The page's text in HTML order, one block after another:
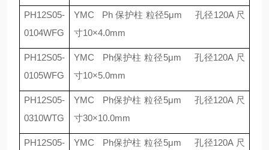
PH12S05-
0104WFG
YMC Ph保护柱 粒径5μm 孔径120A 尺
寸10×4.0mm
PH12S05-
0105WFG
YMC Ph保护柱 粒径5μm 孔径120A 尺
寸10×5.0mm
PH12S05-
0310WTG
YMC Ph保护柱 粒径5μm 孔径120A 尺
寸30×10.0mm
PH12S05-
YMC Ph保护柱 粒径5μm 孔径120A 尺